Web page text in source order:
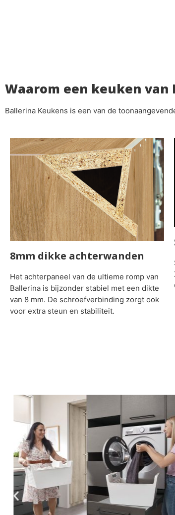
Waarom een keuken van
Ballerina Keukens is een van de
8mm dikke achterwanden
Het achterpaneel van de ultieme romp van
Ballerina is bijzonder stabiel met een dikte
van 8 mm. De schroefverbinding zorgt ook
voor extra steun en stabiliteit.